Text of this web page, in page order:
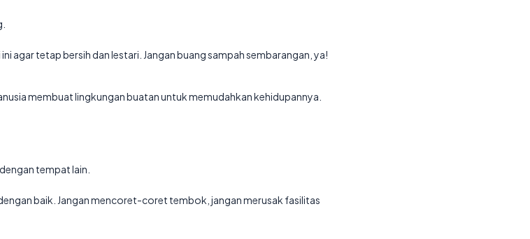
agar tetap bersih dan lestari. Jangan buang sampah sembarangan, ya!
membuat lingkungan buatan untuk memudahkan kehidupannya.
tempat lain.
baik. Jangan mencoret-coret tembok, jangan merusak fasilitas